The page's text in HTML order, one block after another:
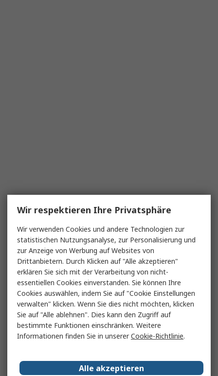
Wir respektieren Ihre Privatsphäre
Wir verwenden Cookies und andere Technologien zur
statistischen Nutzungsanalyse, zur Personalisierung und
zur Anzeige von Werbung auf Websites von
Drittanbietern. Durch Klicken auf "Alle akzeptieren"
erklären Sie sich mit der Verarbeitung von nicht-
essentiellen Cookies einverstanden. Sie können Ihre
Cookies auswählen, indem Sie auf "Cookie Einstellungen
verwalten" klicken. Wenn Sie dies nicht möchten, klicken
Sie auf "Alle ablehnen". Dies kann den Zugriff auf
bestimmte Funktionen einschränken. Weitere
Informationen finden Sie in unsererCookie-Richtlinie.
Alle akzeptieren